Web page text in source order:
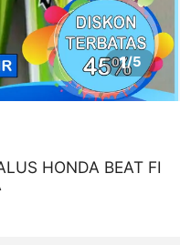
1/5
HONDA BEAT FI